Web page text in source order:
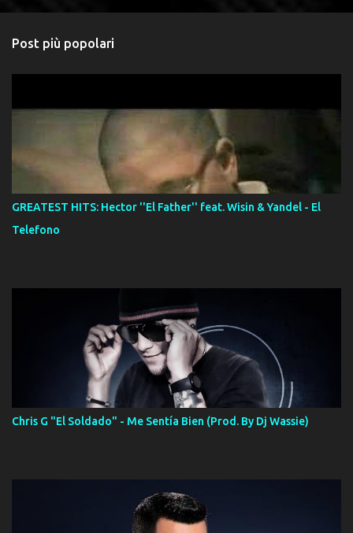
Post più popolari
GREATEST HITS: Hector ''El Father'' feat. Wisin & Yandel - El
Telefono
Chris G "El Soldado" - Me Sentía Bien (Prod. By Dj Wassie)